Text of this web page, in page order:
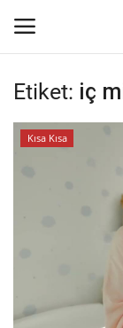
Oturum aç
Etiket: iç
Kısa Kısa